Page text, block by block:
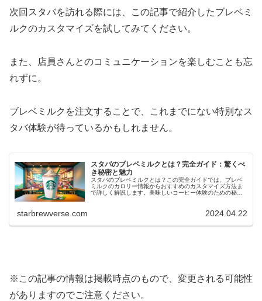
次回スタバを訪れる際には、この記事で紹介したブレベミ
ルクのカスタマイズを試してみてください。
また、店員さんとのコミュニケーションを楽しむことも忘
れずに。
ブレベミルクを注文することで、これまでにない特別なス
タバ体験が待っているかもしれません。
スタバのブレベミルクとは？完全ガイド：驚くべ
き秘密と魅力
スタバのブレベミルクとは？この完全ガイドでは、ブレベ
ミルクのカロリー情報からおすすめのカスタマイズ方法ま
で詳しく解説します。美味しいコーヒー体験のための秘訣
starbrewverse.com 2024.04.22
※この記事の情報は掲載時点のもので、変更される可能性
がありますのでご注意ください。